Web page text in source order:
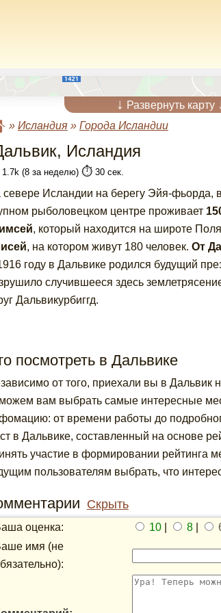
↓ Развернуть карту
» Исландия» Города Исландии
Исландия
(8 за неделю) ⏱️30 сек.
севере Исландии на берегу Эйя-фьорда,
рыболовецком центре проживает
, который находится на широте
, на котором живут 180 человек. От
году в Дальвике родился будущий
случившееся здесь
Дальвикурбиггд.
посмотреть в Дальвике
от того, приехали вы в Дальвик
вам выбрать самые интересные
от времени работы до
в Дальвике, составленный на основе
участие в формировании рейтинга
пользователям выбрать, что
Скрыть
оценка: 10| 8|
имя (не